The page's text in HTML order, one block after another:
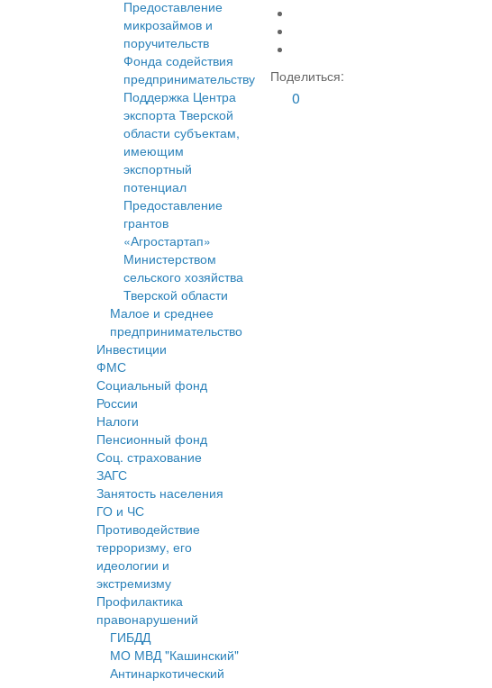
Предоставление
микрозаймов и
поручительств
Фонда содействия
предпринимательству
Поддержка Центра
экспорта Тверской
области субъектам,
имеющим
экспортный
потенциал
Предоставление
грантов
«Агростартап»
Министерством
сельского хозяйства
Тверской области
Малое и среднее
предпринимательство
Инвестиции
ФМС
Социальный фонд
России
Налоги
Пенсионный фонд
Соц. страхование
ЗАГС
Занятость населения
ГО и ЧС
Противодействие
терроризму, его
идеологии и
экстремизму
Профилактика
правонарушений
ГИБДД
МО МВД "Кашинский"
Антинаркотический
Поделиться:
0